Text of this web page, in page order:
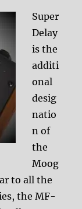
Super
Delay
is the
additi
onal
desig
natio
n of
the
Moog
to all the
the MF-